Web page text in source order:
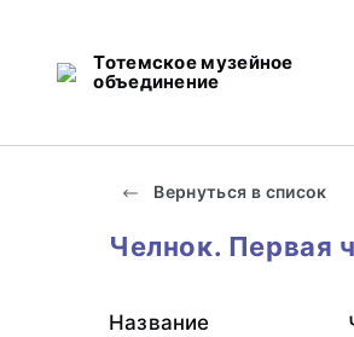
Тотемское музейное
объединение
Вернуться в список
Челнок. Первая
Название